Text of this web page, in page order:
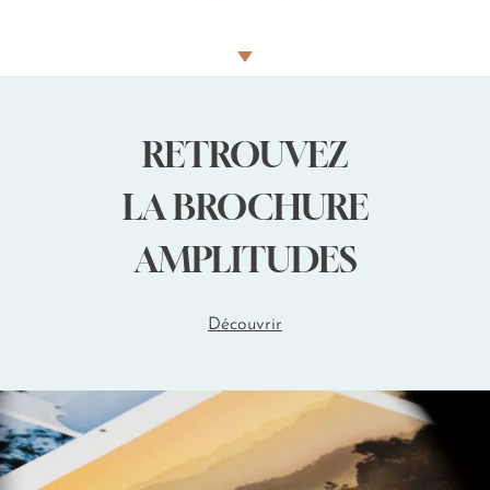
Même s'il n'existe que très peu d'activités exclusivement
ravit les plus petits. Les allées sont courtes, calmes et
ultra-accessibles, même en poussette.
L'environnement paisible permet
une visite possible
entre 30 et 45 minutes
, l'idéal pour un enfant en bas
RETROUVEZ
LA BROCHURE
AMPLITUDES
Découvrir